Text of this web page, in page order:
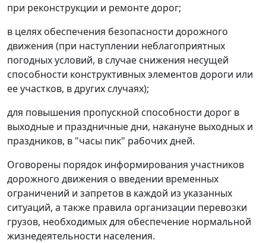
при реконструкции и ремонте дорог;
в целях обеспечения безопасности дорожного
движения (при наступлении неблагоприятных
погодных условий, в случае снижения несущей
способности конструктивных элементов дороги или
ее участков, в других случаях);
для повышения пропускной способности дорог в
выходные и праздничные дни, накануне выходных и
праздников, в "часы пик" рабочих дней.
Оговорены порядок информирования участников
дорожного движения о введении временных
ограничений и запретов в каждой из указанных
ситуаций, а также правила организации перевозки
грузов, необходимых для обеспечение нормальной
жизнедеятельности населения.